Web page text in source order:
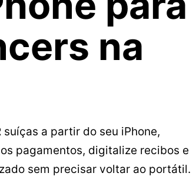
na
suíças a partir do seu iPhone,
pagamentos, digitalize recibos e
sem precisar voltar ao portátil.